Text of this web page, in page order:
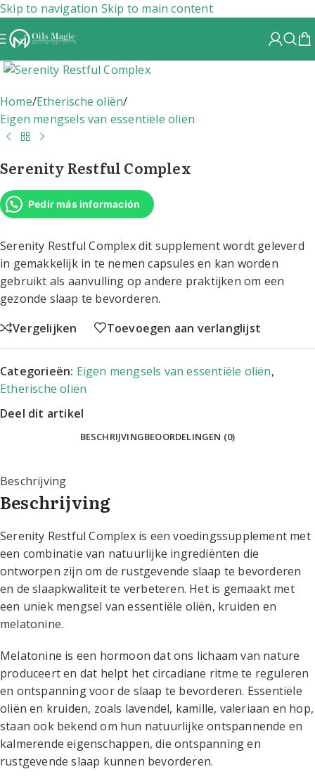
Skip to navigation Skip to main content
Home/Etherische oliën/
Eigen mengsels van essentiële oliën
Serenity Restful Complex
Pedir más información
Serenity Restful Complex dit supplement wordt geleverd
in gemakkelijk in te nemen capsules en kan worden
gebruikt als aanvulling op andere praktijken om een
gezonde slaap te bevorderen.
Vergelijken
Toevoegen aan verlanglijst
Categorieën: Eigen mengsels van essentiële oliën,
Etherische oliën
Deel dit artikel
BESCHRIJVINGBEOORDELINGEN (0)
Beschrijving
Beschrijving
Serenity Restful Complex is een voedingssupplement met
een combinatie van natuurlijke ingrediënten die
ontworpen zijn om de rustgevende slaap te bevorderen
en de slaapkwaliteit te verbeteren. Het is gemaakt met
een uniek mengsel van essentiële oliën, kruiden en
melatonine.
Melatonine is een hormoon dat ons lichaam van nature
produceert en dat helpt het circadiane ritme te reguleren
en ontspanning voor de slaap te bevorderen. Essentiële
oliën en kruiden, zoals lavendel, kamille, valeriaan en hop,
staan ook bekend om hun natuurlijke ontspannende en
kalmerende eigenschappen, die ontspanning en
rustgevende slaap kunnen bevorderen.